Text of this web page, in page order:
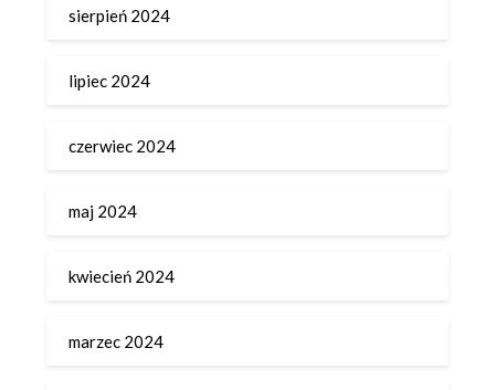
sierpień 2024
lipiec 2024
czerwiec 2024
maj 2024
kwiecień 2024
marzec 2024